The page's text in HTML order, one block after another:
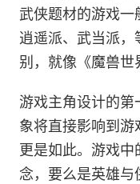
武侠题材的游戏一
逍遥派、武当派
别，就像《魔兽世
游戏主角设计的
象将直接影响到游
更是如此。游戏
念，要么是英雄与